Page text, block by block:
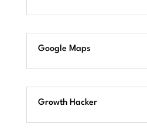
Google Maps
Growth Hacker